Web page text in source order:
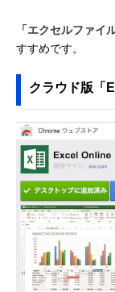
「エクセルファイ
すすめです。
クラウド版「